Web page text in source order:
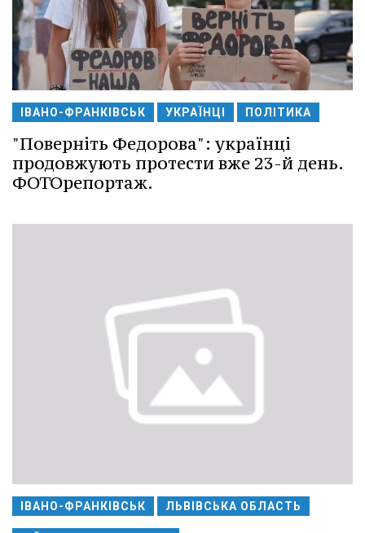
ІВАНО-ФРАНКІВСЬК УКРАЇНЦІ ПОЛІТИКА
"Поверніть Федорова": українці
продовжують протести вже 23-й день.
ФОТОрепортаж.
ІВАНО-ФРАНКІВСЬК ЛЬВІВСЬКА ОБЛАСТЬ